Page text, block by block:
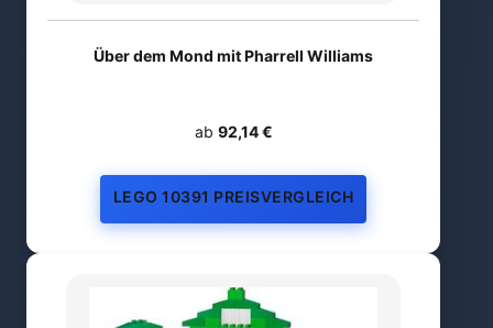
Über dem Mond mit Pharrell Williams
ab 92,14 €
LEGO 10391 PREISVERGLEICH